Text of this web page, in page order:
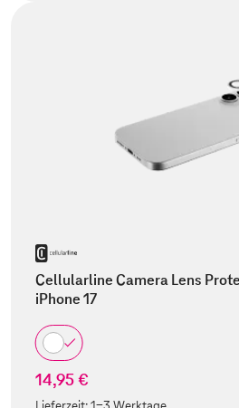
Cellularline Camera Lens
iPhone 17
14,95 €